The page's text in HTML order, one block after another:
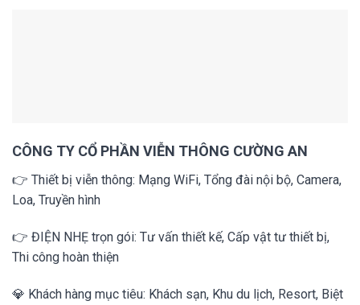
CÔNG TY CỔ PHẦN VIỄN THÔNG CƯỜNG AN
👉 Thiết bị viễn thông: Mạng WiFi, Tổng đài nội bộ, Camera,
Loa, Truyền hình
👉 ĐIỆN NHẸ trọn gói: Tư vấn thiết kế, Cấp vật tư thiết bị,
Thi công hoàn thiện
💎 Khách hàng mục tiêu: Khách sạn, Khu du lịch, Resort, Biệt